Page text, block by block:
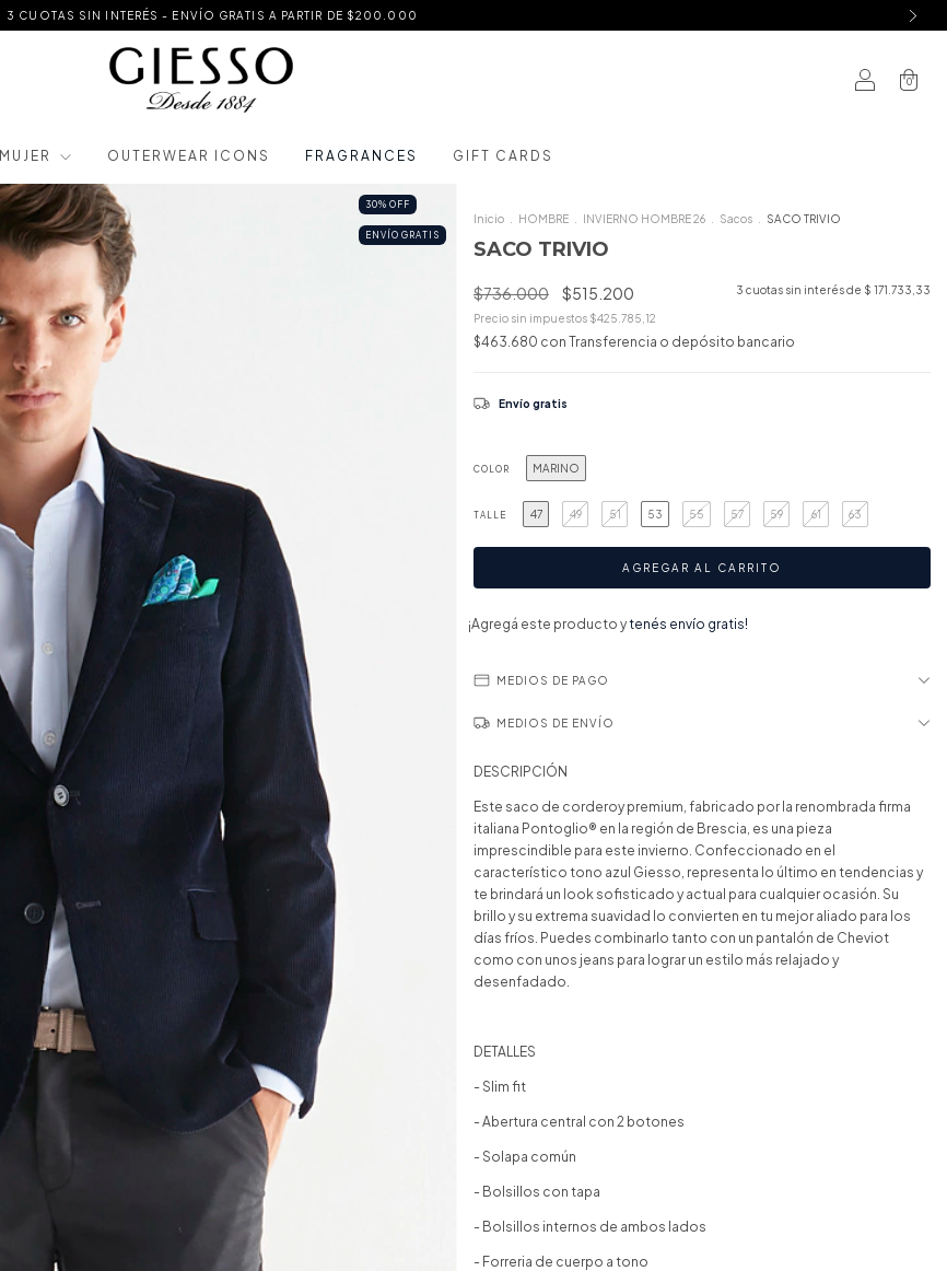
3 CUOTAS SIN INTERÉS - ENVÍO GRATIS A PARTIR DE $200.000
0
MUJER OUTERWEAR ICONS FRAGRANCES GIFT CARDS
30% OFF
ENVÍO GRATIS
Inicio HOMBRE INVIERNO HOMBRE 26 Sacos SACO TRIVIO
SACO TRIVIO
$736.000 $515.200 3 cuotas sin interés de $ 171.733,33
Precio sin impuestos $425.785,12
$463.680 con Transferencia o depósito bancario
Envío gratis
COLOR MARINO
TALLE 47 49 51 53 55 57 59 61 63
¡Agregá este producto ytenés envío gratis!
MEDIOS DE PAGO
MEDIOS DE ENVÍO
DESCRIPCIÓN
Este saco de corderoy premium, fabricado por la renombrada firma
italiana Pontoglio® en la región de Brescia, es una pieza
imprescindible para este invierno. Confeccionado en el
característico tono azul Giesso, representa lo último en tendencias y
te brindará un look sofisticado y actual para cualquier ocasión. Su
brillo y su extrema suavidad lo convierten en tu mejor aliado para los
días fríos. Puedes combinarlo tanto con un pantalón de Cheviot
como con unos jeans para lograr un estilo más relajado y
desenfadado.
DETALLES
- Slim fit
- Abertura central con 2 botones
- Solapa común
- Bolsillos con tapa
- Bolsillos internos de ambos lados
- Forreria de cuerpo a tono